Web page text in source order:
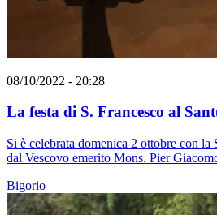
08/10/2022 - 20:28
La festa di S. Francesco al
Si è celebrata domenica 2 ottobre con la
dal Vescovo emerito Mons. Pier
Bigorio